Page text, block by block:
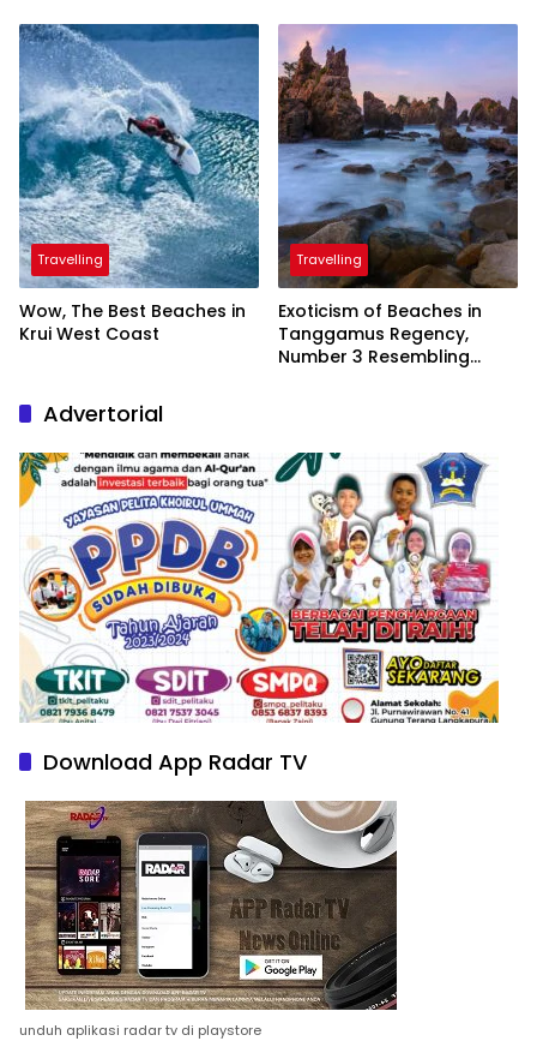
President
Travelling
Wow, The Best Beaches in
Krui West Coast
Travelling
Exoticism of Beaches in
Tanggamus Regency,
Number 3 Resembling
Advertorial
Download App Radar TV
unduh aplikasi radar tv di playstore